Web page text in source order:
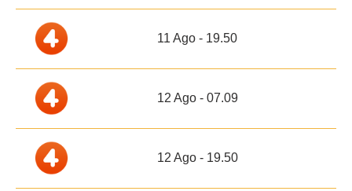
11 Ago - 19.50
12 Ago - 07.09
12 Ago - 19.50